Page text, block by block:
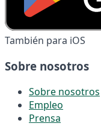
También para iOS
Sobre nosotros
Sobre nosotros
Empleo
Prensa